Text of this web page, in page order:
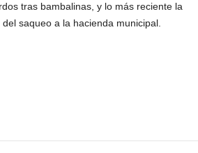
tras bambalinas, y lo más reciente la
saqueo a la hacienda municipal.